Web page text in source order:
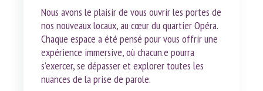
Nous avons le plaisir de vous ouvrir les portes de
nos nouveaux locaux, au cœur du quartier Opéra.
Chaque espace a été pensé pour vous offrir une
expérience immersive, où chacun.e pourra
s’exercer, se dépasser et explorer toutes les
nuances de la prise de parole.